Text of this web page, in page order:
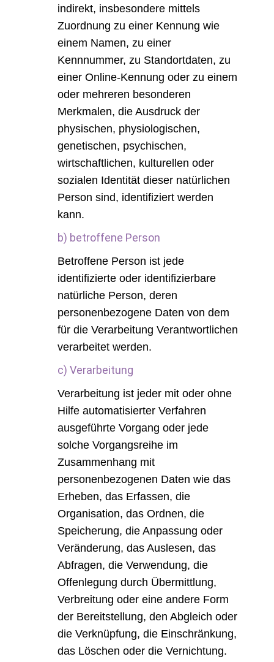
indirekt, insbesondere mittels
Zuordnung zu einer Kennung wie
einem Namen, zu einer
Kennnummer, zu Standortdaten, zu
einer Online-Kennung oder zu einem
oder mehreren besonderen
Merkmalen, die Ausdruck der
physischen, physiologischen,
genetischen, psychischen,
wirtschaftlichen, kulturellen oder
sozialen Identität dieser natürlichen
Person sind, identifiziert werden
kann.
b) betroffene Person
Betroffene Person ist jede
identifizierte oder identifizierbare
natürliche Person, deren
personenbezogene Daten von dem
für die Verarbeitung Verantwortlichen
verarbeitet werden.
c) Verarbeitung
Verarbeitung ist jeder mit oder ohne
Hilfe automatisierter Verfahren
ausgeführte Vorgang oder jede
solche Vorgangsreihe im
Zusammenhang mit
personenbezogenen Daten wie das
Erheben, das Erfassen, die
Organisation, das Ordnen, die
Speicherung, die Anpassung oder
Veränderung, das Auslesen, das
Abfragen, die Verwendung, die
Offenlegung durch Übermittlung,
Verbreitung oder eine andere Form
der Bereitstellung, den Abgleich oder
die Verknüpfung, die Einschränkung,
das Löschen oder die Vernichtung.